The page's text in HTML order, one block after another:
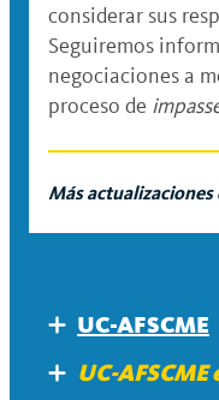
considerar sus
Seguiremos
negociaciones a
proceso de
Más
Expand
UC-AFSCME
About
Expand
UC-